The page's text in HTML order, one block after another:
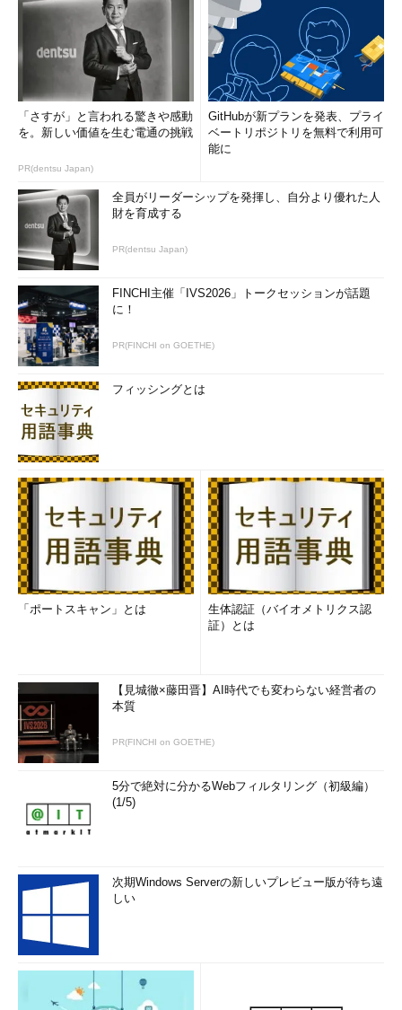
検討することになる。
VMware Data Recoveryのインストール
「さすが」と言われる驚きや感動
を。新しい価値を生む電通の挑戦
PR(dentsu Japan)
GitHubが新プランを発表、プライ
ベートリポジトリを無料で利用可
能に
全員がリーダーシップを発揮し、自分より優れた人
財を育成する
PR(dentsu Japan)
FINCHI主催「IVS2026」トークセッションが話題
に！
PR(FINCHI on GOETHE)
フィッシングとは
「ポートスキャン」とは
生体認証（バイオメトリクス認
証）とは
【見城徹×藤田晋】AI時代でも変わらない経営者の
本質
PR(FINCHI on GOETHE)
5分で絶対に分かるWebフィルタリング（初級編）
(1/5)
次期Windows Serverの新しいプレビュー版が待ち遠
しい